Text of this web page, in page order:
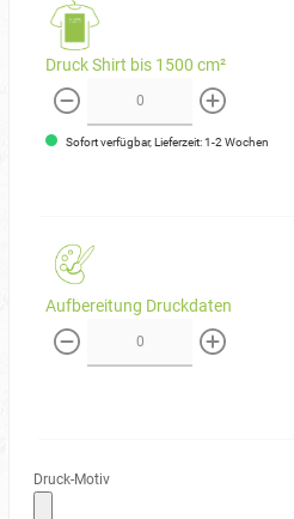
Druck Shirt bis 1500 cm²
weniger mehr
Sofort verfügbar, Lieferzeit: 1-2 Wochen
Aufbereitung Druckdaten
weniger mehr
Druck-Motiv